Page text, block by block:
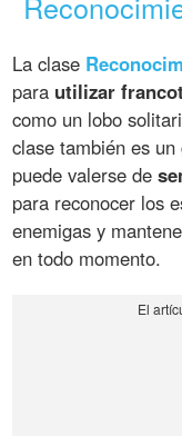
La clase
para utilizar
como un lobo
clase también es
puede valerse de
para reconocer los
enemigas y
en todo momento.